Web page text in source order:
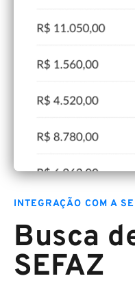
INTEGRAÇÃO COM A
Busca
SEFAZ